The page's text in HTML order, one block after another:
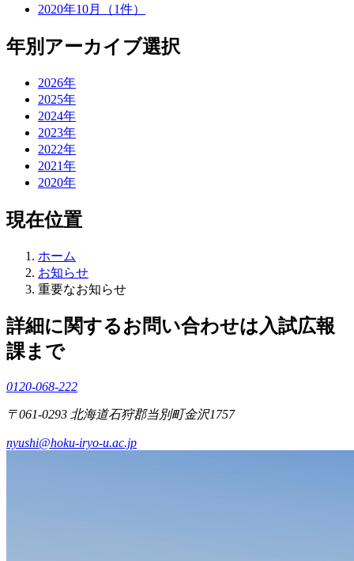
2020年10月（1件）
年別アーカイブ選択
2026年
2025年
2024年
2023年
2022年
2021年
2020年
現在位置
ホーム
お知らせ
重要なお知らせ
詳細に関するお問い合わせは入試広報
課まで
0120-068-222
〒061-0293 北海道石狩郡当別町金沢1757
nyushi@hoku-iryo-u.ac.jp